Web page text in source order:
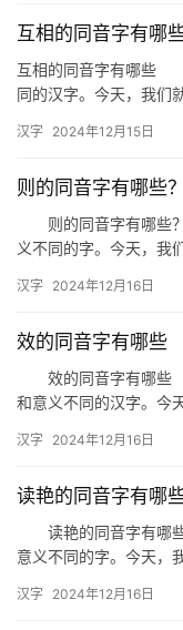
互相的同音字有哪
互相的同音字有哪些
同的汉字。今天，我们
汉字 2024年12月15日
则的同音字有哪些？
则的同音字有哪些
义不同的字。今天，我
汉字 2024年12月16日
效的同音字有哪些
效的同音字有哪些
和意义不同的汉字。今
汉字 2024年12月16日
读艳的同音字有哪
读艳的同音字有哪
意义不同的字。今天，
汉字 2024年12月16日